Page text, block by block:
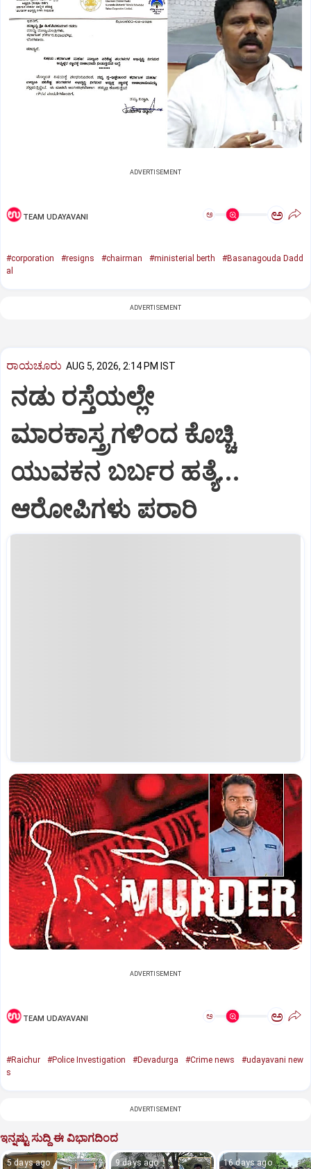
ADVERTISEMENT
TEAM UDAYAVANI ಅ ಅ
#corporation #resigns #chairman #ministerial berth
#Basanagouda Dadd
al
ADVERTISEMENT
ರಾಯಚೂರು AUG 5, 2026, 2:14 PM IST
ನಡು ರಸ್ತೆಯಲ್ಲೇ
ಮಾರಕಾಸ್ತ್ರಗಳಿಂದ ಕೊಚ್ಚಿ
ಯುವಕನ ಬರ್ಬರ ಹತ್ಯೆ...
ಆರೋಪಿಗಳು ಪರಾರಿ
ADVERTISEMENT
TEAM UDAYAVANI ಅ ಅ
#Raichur #Police Investigation #Devadurga #Crime news
#udayavani new
s
ADVERTISEMENT
ಇನ್ನಷ್ಟು ಸುದ್ದಿ ಈ ವಿಭಾಗದಿಂದ
5 days ago 9 days ago 16 days ago